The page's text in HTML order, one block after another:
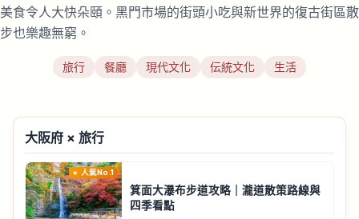
美食令人大快朵頤。黑門市場的街頭小吃與新世界的復古街區散
步也樂趣無窮。
旅行 餐廳 現代文化 伝統文化 生活
大阪府 × 旅行
人氣No.1
箕面大瀑布步道攻略｜瀧道散策路線與
四季看點